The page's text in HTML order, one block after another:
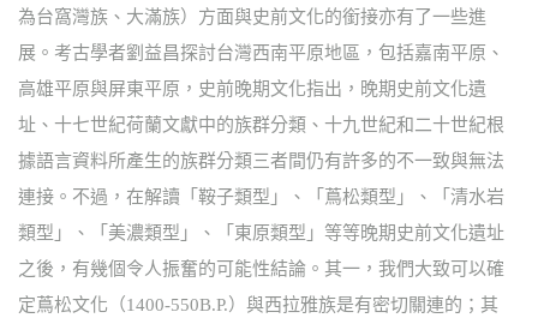
為台窩灣族、大滿族）方面與史前文化的銜接亦有了一些進
展。考古學者劉益昌探討台灣西南平原地區，包括嘉南平原、
高雄平原與屏東平原，史前晚期文化指出，晚期史前文化遺
址、十七世紀荷蘭文獻中的族群分類、十九世紀和二十世紀根
據語言資料所產生的族群分類三者間仍有許多的不一致與無法
連接。不過，在解讀「鞍子類型」、「蔦松類型」、「清水岩
類型」、「美濃類型」、「東原類型」等等晚期史前文化遺址
之後，有幾個令人振奮的可能性結論。其一，我們大致可以確
定蔦松文化（1400-550B.P.）與西拉雅族是有密切關連的；其